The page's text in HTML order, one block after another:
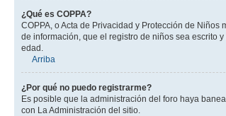
¿Qué es COPPA?
COPPA, o Acta de Privacidad y Protección de
de información, que el registro de niños sea escrito
edad.
Arriba
¿Por qué no puedo registrarme?
Es posible que la administración del foro haya
con La Administración del sitio.